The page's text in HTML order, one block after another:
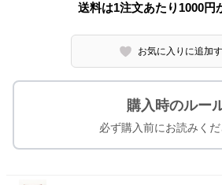
送料は1注文あたり 1000円
お気に入りに追加
購入時のルー
必ず購入前にお読みくだ